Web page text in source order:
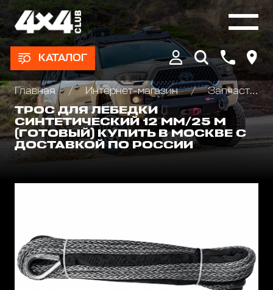
КАТАЛОГ
Главная Интернет-магазин
Запчасти и Аксессуары для лебедок
ТРОС ДЛЯ ЛЕБЕДКИ
СИНТЕТИЧЕСКИЙ 12 ММ/25 М
(ГОТОВЫЙ) КУПИТЬ В МОСКВЕ С
ДОСТАВКОЙ ПО РОССИИ